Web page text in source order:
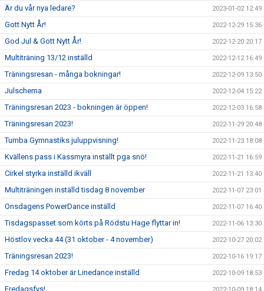
Är du vår nya ledare? 2023-01-02 12:49
Gott Nytt År! 2022-12-29 15:36
God Jul & Gott Nytt År! 2022-12-20 20:17
Multiträning 13/12 inställd 2022-12-12 16:49
Träningsresan - många bokningar! 2022-12-09 13:50
Julschema 2022-12-04 15:22
Träningsresan 2023 - bokningen är öppen! 2022-12-03 16:58
Träningsresan 2023! 2022-11-29 20:48
Tumba Gymnastiks juluppvisning! 2022-11-23 18:08
Kvällens pass i Kassmyra inställt pga snö! 2022-11-21 16:59
Cirkel styrka inställd ikväll 2022-11-21 13:40
Multiträningen inställd tisdag 8 november 2022-11-07 23:01
Onsdagens PowerDance inställd 2022-11-07 16:40
Tisdagspasset som körts på Rödstu Hage flyttar in! 2022-11-06 13:30
Höstlov vecka 44 (31 oktober - 4 november) 2022-10-27 20:02
Träningsresan 2023! 2022-10-16 19:17
Fredag 14 oktober är Linedance inställd 2022-10-09 18:53
Fredagsfys! 2022-10-09 18:14